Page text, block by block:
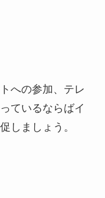
への参加、テレ
ているならばイ
しましょう。